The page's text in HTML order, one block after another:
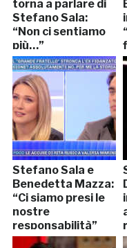
torna a parlare di
Stefano Sala:
“Non ci sentiamo
più…”
Stefano Sala e
Benedetta Mazza:
“Ci siamo presi le
nostre
responsabilità”